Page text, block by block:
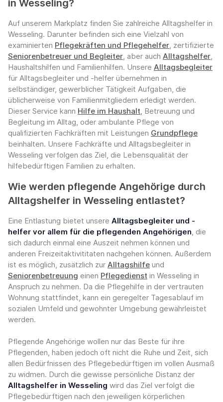
in Wesseling?
Auf unserem Markplatz finden Sie zahlreiche Alltagshelfer in
Wesseling. Darunter befinden sich eine Vielzahl von
examinierten Pflegekräften und Pflegehelfer, zertifizierte
Seniorenbetreuer und Begleiter, aber auch Alltagshelfer,
Haushaltshilfen und Familienhilfen. Unsere Alltagsbegleiter
für Alltagsbegleiter und -helfer übernehmen in
selbständiger, gewerblicher Tätigkeit Aufgaben, die
üblicherweise von Familienmitgliedern erledigt werden.
Dieser Service kann Hilfe im Haushalt, Betreuung und
Begleitung im Alltag, oder ambulante Pflege von
qualifizierten Fachkräften mit Leistungen Grundpflege
beinhalten. Unsere Fachkräfte und Alltagsbegleiter in
Wesseling verfolgen das Ziel, die Lebensqualität der
hilfebedürftigen Familien zu erhalten.
Wie werden pflegende Angehörige durch
Alltagshelfer in Wesseling entlastet?
Eine Entlastung bietet unsere Alltagsbegleiter und -
helfer vor allem für die pflegenden Angehörigen, die
sich dadurch einmal eine Auszeit nehmen können und
anderen Freizeitaktivititaten nachgehen können. Außerdem
ist es möglich, zusätzlich zur Alltagshilfe und
Seniorenbetreuung einen Pflegedienst in Wesseling in
Anspruch zu nehmen. Da die Pflegehilfe in der vertrauten
Wohnung stattfindet, kann ein geregelter Tagesablauf im
sozialen Umfeld und gewohnter Umgebung gewährleistet
werden.
Pflegende Angehörige wollen nur das Beste für ihre
Pflegenden, haben jedoch oft nicht die Ruhe und Zeit, sich
allen Bedürfnissen des Pflegebedürftigen im vollen Ausmaß
zu widmen. Durch die gewisse persönliche Distanz der
Alltagshelfer in Wesseling wird das Ziel verfolgt die
Pflegebedürftigen nach den jeweiligen körperlichen